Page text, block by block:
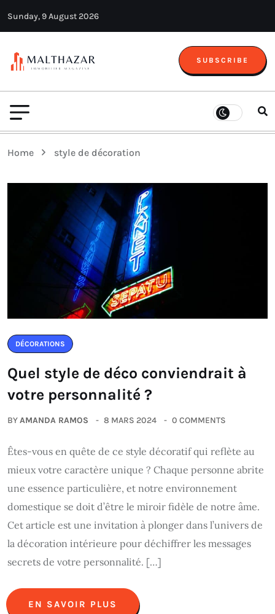
Sunday, 9 August 2026
SUBSCRIBE
Home style de décoration
DÉCORATIONS
Quel style de déco conviendrait à
votre personnalité ?
BYAMANDA RAMOS 8 MARS 2024 0 COMMENTS
Êtes-vous en quête de ce style décoratif qui reflète au
mieux votre caractère unique ? Chaque personne abrite
une essence particulière, et notre environnement
domestique se doit d’être le miroir fidèle de notre âme.
Cet article est une invitation à plonger dans l’univers de
la décoration intérieure pour déchiffrer les messages
secrets de votre personnalité. […]
EN SAVOIR PLUS